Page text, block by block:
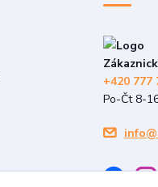
+420 777
Po-Čt 8-